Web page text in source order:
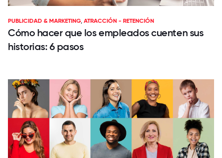
PUBLICIDAD & MARKETING,ATRACCIÓN - RETENCIÓN
Cómo hacer que los empleados cuenten sus
historias: 6 pasos